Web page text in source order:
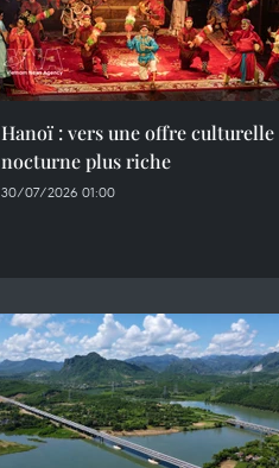
Hanoï : vers une offre culturelle
nocturne plus riche
30/07/2026 01:00